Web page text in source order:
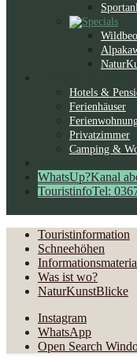
Hotels &
Ferienhäuser
Privatzimmer
Camping &
WhatsUp?Kanal
TouristinfoTel:
Touristinformation
Schneehöhen
Was ist wo?
NaturKunstBlicke
Instagram
WhatsApp
Open Search